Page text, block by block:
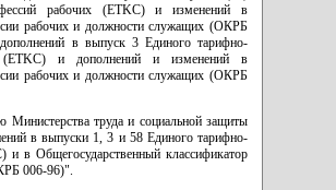
рабочих (ETKC) и изменений в
рабочих и должности служащих (ОКРБ
в выпуск 3 Единого тарифно-
(ETKC) и дополнений и изменений в
рабочих и должности служащих (ОКРБ
Министерства труда и социальной защиты
в выпуски 1, 3 и 58 Единого тарифно-
и в Общегосударственный классификатор
006-96)".